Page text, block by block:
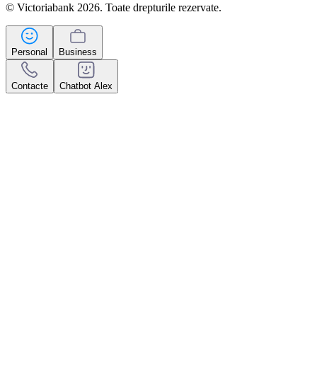
© Victoriabank 2026. Toate drepturile rezervate.
Personal Business
Contacte Chatbot Alex